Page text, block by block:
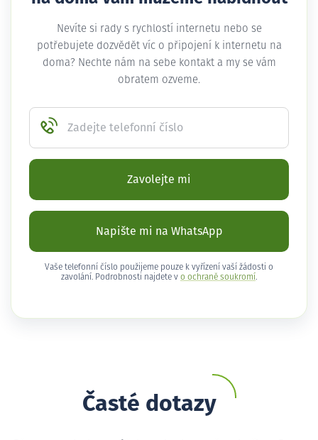
Nevíte si rady s rychlostí internetu nebo se
potřebujete dozvědět víc o připojení k internetu na
doma? Nechte nám na sebe kontakt a my se vám
obratem ozveme.
Zadejte telefonní číslo
Zavolejte mi
Napište mi na WhatsApp
Vaše telefonní číslo použijeme pouze k vyřízení vaší žádosti o
zavolání. Podrobnosti najdete v o ochraně soukromí .
Časté dotazy